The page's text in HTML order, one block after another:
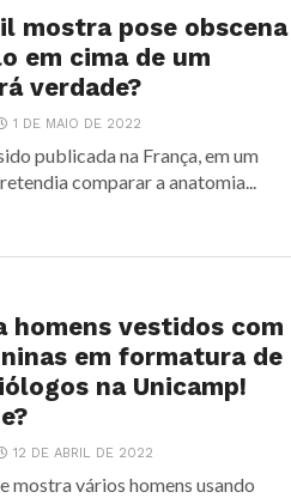
mostra pose obscena
em cima de um
verdade?
1 DE MAIO DE 2022
publicada na França, em um
comparar a anatomia...
homens vestidos com
em formatura de
na Unicamp!
12 DE ABRIL DE 2022
mostra vários homens usando